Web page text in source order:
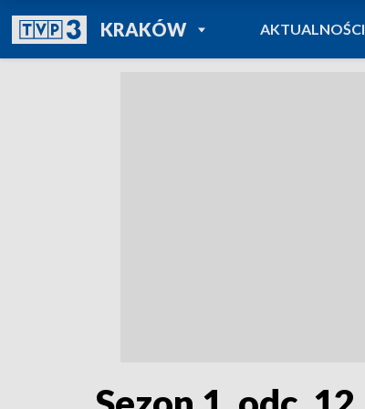
KRAKÓWPOWRÓT DO
TVP REGIONY
AKTUALNOŚCI